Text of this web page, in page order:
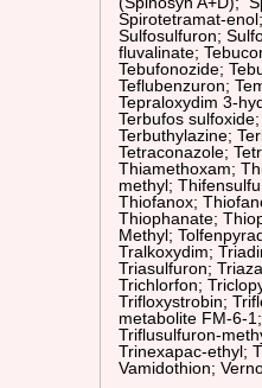
Spirotetramat-
Sulfosulfuron;
fluvalinate;
Tebufonozide;
Teflubenzuron;
Tepraloxydim 3-
Terbufos
Terbuthylazine;
Tetraconazole;
Thiamethoxam;
methyl;
Thiofanox;
Thiophanate;
Methyl;
Tralkoxydim;
Triasulfuron;
Trichlorfon;
Trifloxystrobin;
metabolite FM-6-
Triflusulfuron-
Trinexapac-ethyl;
Vamidothion;